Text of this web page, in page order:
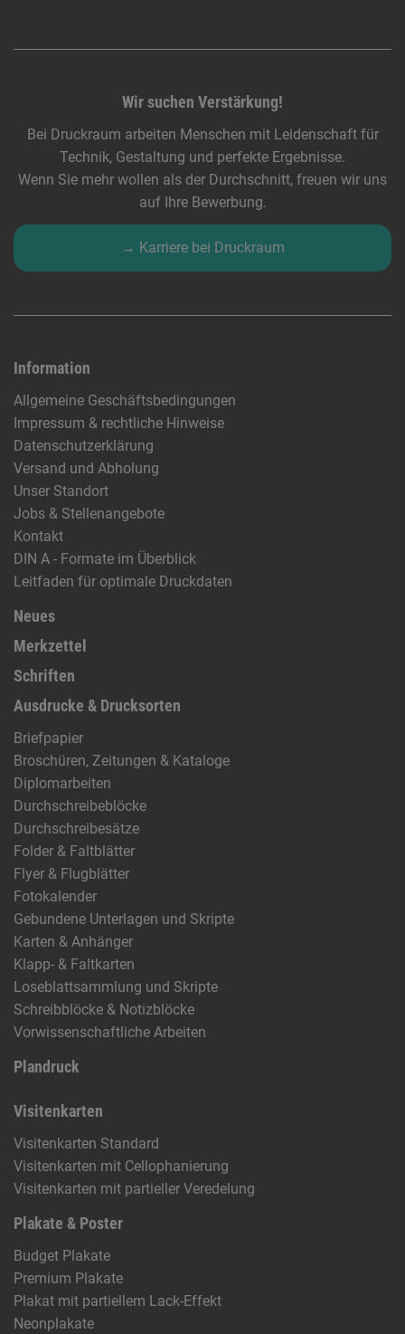
Wir suchen Verstärkung!
Bei Druckraum arbeiten Menschen mit Leidenschaft für
Technik, Gestaltung und perfekte Ergebnisse.
Wenn Sie mehr wollen als der Durchschnitt, freuen wir uns
auf Ihre Bewerbung.
→ Karriere bei Druckraum
Information
Allgemeine Geschäftsbedingungen
Impressum & rechtliche Hinweise
Datenschutzerklärung
Versand und Abholung
Unser Standort
Jobs & Stellenangebote
Kontakt
DIN A - Formate im Überblick
Leitfaden für optimale Druckdaten
Neues
Merkzettel
Schriften
Ausdrucke & Drucksorten
Briefpapier
Broschüren, Zeitungen & Kataloge
Diplomarbeiten
Durchschreibeblöcke
Durchschreibesätze
Folder & Faltblätter
Flyer & Flugblätter
Fotokalender
Gebundene Unterlagen und Skripte
Karten & Anhänger
Klapp- & Faltkarten
Loseblattsammlung und Skripte
Schreibblöcke & Notizblöcke
Vorwissenschaftliche Arbeiten
Plandruck
Visitenkarten
Visitenkarten Standard
Visitenkarten mit Cellophanierung
Visitenkarten mit partieller Veredelung
Plakate & Poster
Budget Plakate
Premium Plakate
Plakat mit partiellem Lack-Effekt
Neonplakate